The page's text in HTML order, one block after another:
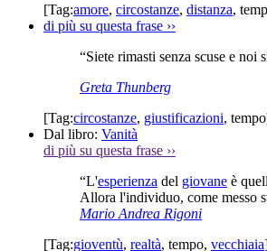
[Tag:amore, circostanze, distanza,
di più su questa frase ››
“Siete rimasti senza scuse e noi
Greta Thunberg
[Tag:circostanze, giustificazioni, tempo
Dal libro: Vanità
di più su questa frase ››
“L'esperienza del giovane è
Allora l'individuo, come messo
Mario Andrea Rigoni
[Tag:gioventù, realtà, tempo, vecchiaia